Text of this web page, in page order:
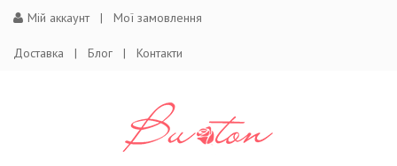
Мій аккаунт Мої замовлення
Доставка Блог Контакти